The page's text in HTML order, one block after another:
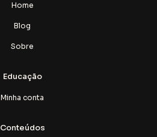
Home
Blog
Sobre
Educação
Minha conta
Conteúdos